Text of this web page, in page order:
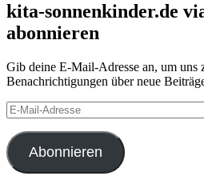
kita-sonnenkinder.de
abonnieren
Gib deine E-Mail-Adresse an, um uns
Benachrichtigungen über neue
E-
Mail-
Adresse
Abonnieren